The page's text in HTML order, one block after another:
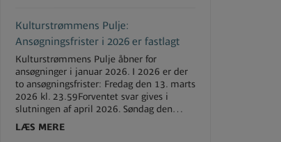
Kulturstrømmens Pulje:
Ansøgningsfrister i 2026 er fastlagt
Kulturstrømmens Pulje åbner for
ansøgninger i januar 2026. I 2026 er der
to ansøgningsfrister: Fredag den 13. marts
2026 kl. 23.59Forventet svar gives i
slutningen af april 2026. Søndag den…
LÆS MERE